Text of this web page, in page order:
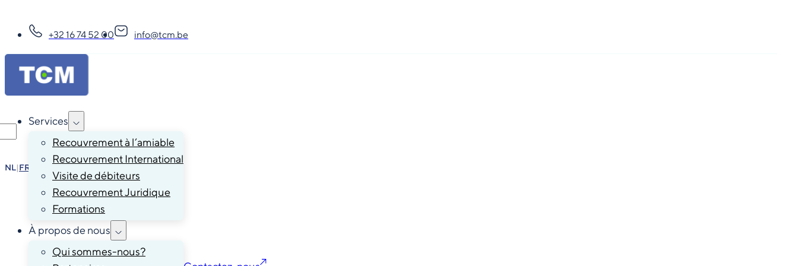
+32 16 74 52 00 info@tcm.be
NL|FR
Services
Recouvrement à l’amiable
Recouvrement International
Visite de débiteurs
Recouvrement Juridique
Formations
À propos de nous
Qui sommes-nous?